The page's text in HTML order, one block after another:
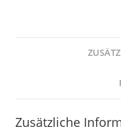
Zusätzliche